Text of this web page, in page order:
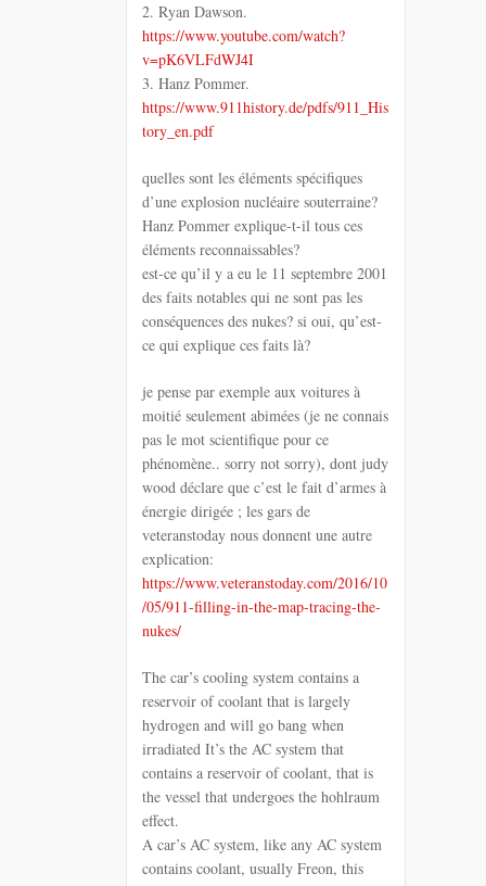
2. Ryan Dawson.
https://www.youtube.com/watch?
v=pK6VLFdWJ4I
3. Hanz Pommer.
https://www.911history.de/pdfs/911_His
tory_en.pdf
quelles sont les éléments spécifiques
d’une explosion nucléaire souterraine?
Hanz Pommer explique-t-il tous ces
éléments reconnaissables?
est-ce qu’il y a eu le 11 septembre 2001
des faits notables qui ne sont pas les
conséquences des nukes? si oui, qu’est-
ce qui explique ces faits là?
je pense par exemple aux voitures à
moitié seulement abimées (je ne connais
pas le mot scientifique pour ce
phénomène.. sorry not sorry), dont judy
wood déclare que c’est le fait d’armes à
énergie dirigée ; les gars de
veteranstoday nous donnent une autre
explication:
https://www.veteranstoday.com/2016/10
/05/911-filling-in-the-map-tracing-the-
nukes/
The car’s cooling system contains a
reservoir of coolant that is largely
hydrogen and will go bang when
irradiated It’s the AC system that
contains a reservoir of coolant, that is
the vessel that undergoes the hohlraum
effect.
A car’s AC system, like any AC system
contains coolant, usually Freon, this